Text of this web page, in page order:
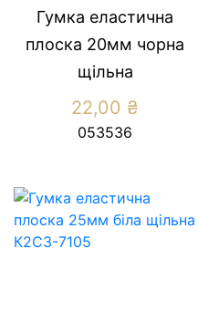
Гумка еластична
плоска 20мм чорна
щільна
22,00 ₴
053536